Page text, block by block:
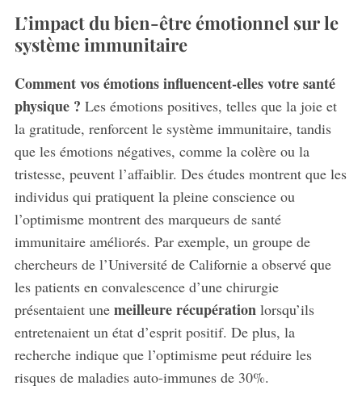
L’impact du bien-être émotionnel sur le
système immunitaire
Comment vos émotions influencent-elles votre santé
physique ? Les émotions positives, telles que la joie et
la gratitude, renforcent le système immunitaire, tandis
que les émotions négatives, comme la colère ou la
tristesse, peuvent l’affaiblir. Des études montrent que les
individus qui pratiquent la pleine conscience ou
l’optimisme montrent des marqueurs de santé
immunitaire améliorés. Par exemple, un groupe de
chercheurs de l’Université de Californie a observé que
les patients en convalescence d’une chirurgie
présentaient une meilleure récupérationlorsqu’ils
entretenaient un état d’esprit positif. De plus, la
recherche indique que l’optimisme peut réduire les
risques de maladies auto-immunes de 30%.